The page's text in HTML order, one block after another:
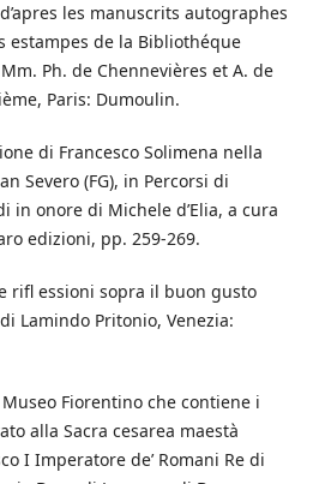
les manuscrits autographes
estampes de la Bibliothéque
Ph. de Chennevières et A. de
Paris: Dumoulin.
di Francesco Solimena nella
Severo (FG), in Percorsi di
in onore di Michele d’Elia, a cura
edizioni, pp. 259-269.
rifl essioni sopra il buon gusto
Lamindo Pritonio, Venezia:
Fiorentino che contiene i
alla Sacra cesarea maestà
I Imperatore de’ Romani Re di